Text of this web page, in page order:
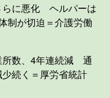
らに悪化 ヘルパーは
が切迫＝介護労働
所数、4年連続減 通
続く＝厚労省統計